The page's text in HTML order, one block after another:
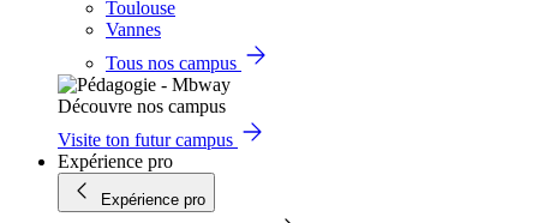
Toulouse
Vannes
Tous nos campus
Découvre nos campus
Visite ton futur campus
Expérience pro
Expérience pro